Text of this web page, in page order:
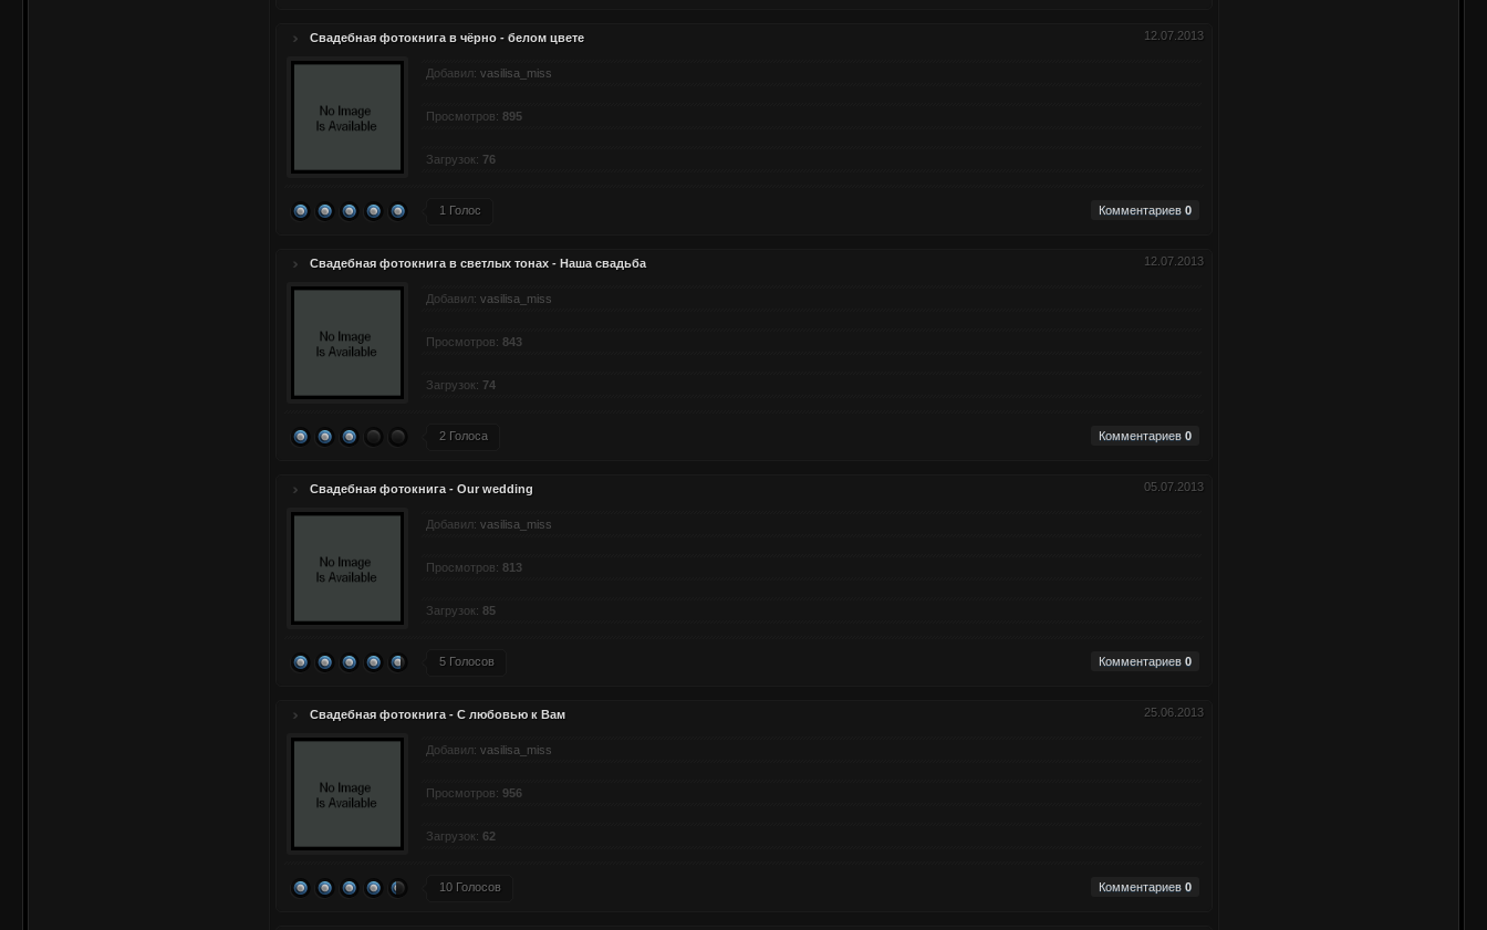
12.07.2013
Свадебная фотокнига в чёрно - белом цвете
Добавил: vasilisa_miss
Просмотров: 895
Загрузок: 76
Комментариев 0
1 Голос
12.07.2013
Свадебная фотокнига в светлых тонах - Наша свадьба
Добавил: vasilisa_miss
Просмотров: 843
Загрузок: 74
Комментариев 0
2 Голоса
05.07.2013
Свадебная фотокнига - Our wedding
Добавил: vasilisa_miss
Просмотров: 813
Загрузок: 85
Комментариев 0
5 Голосов
25.06.2013
Свадебная фотокнига - С любовью к Вам
Добавил: vasilisa_miss
Просмотров: 956
Загрузок: 62
Комментариев 0
10 Голосов